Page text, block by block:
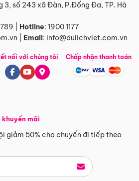
3, số 243 xã Đàn, P.Đống Đa, TP. Hà
Hotline: 1900 1177
Email: info@dulichviet.com.vn
mãi
giảm 50% cho chuyến đi tiếp theo
nối với chúng tôi Chấp nhận thanh toán